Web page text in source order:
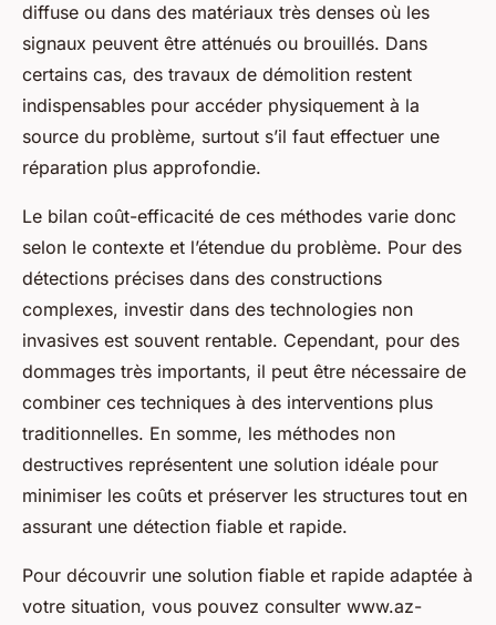
diffuse ou dans des matériaux très denses où les
signaux peuvent être atténués ou brouillés. Dans
certains cas, des travaux de démolition restent
indispensables pour accéder physiquement à la
source du problème, surtout s’il faut effectuer une
réparation plus approfondie.
Le bilan coût-efficacité de ces méthodes varie donc
selon le contexte et l’étendue du problème. Pour des
détections précises dans des constructions
complexes, investir dans des technologies non
invasives est souvent rentable. Cependant, pour des
dommages très importants, il peut être nécessaire de
combiner ces techniques à des interventions plus
traditionnelles. En somme, les méthodes non
destructives représentent une solution idéale pour
minimiser les coûts et préserver les structures tout en
assurant une détection fiable et rapide.
Pour découvrir une solution fiable et rapide adaptée à
votre situation, vous pouvez consulter www.az-